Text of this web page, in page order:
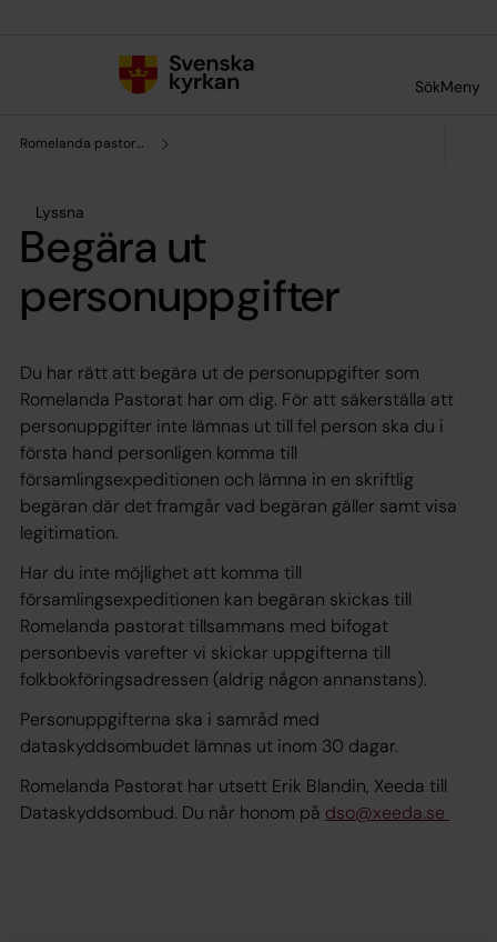
SökMeny
Romelanda pastorat
Lyssna
Begära ut
personuppgifter
Du har rätt att begära ut de personuppgifter som
Romelanda Pastorat har om dig. För att säkerställa att
personuppgifter inte lämnas ut till fel person ska du i
första hand personligen komma till
församlingsexpeditionen och lämna in en skriftlig
begäran där det framgår vad begäran gäller samt visa
legitimation.
Har du inte möjlighet att komma till
församlingsexpeditionen kan begäran skickas till
Romelanda pastorat tillsammans med bifogat
personbevis varefter vi skickar uppgifterna till
folkbokföringsadressen (aldrig någon annanstans).
Personuppgifterna ska i samråd med
dataskyddsombudet lämnas ut inom 30 dagar.
Romelanda Pastorat har utsett Erik Blandin, Xeeda till
Dataskyddsombud. Du når honom på dso@xeeda.se